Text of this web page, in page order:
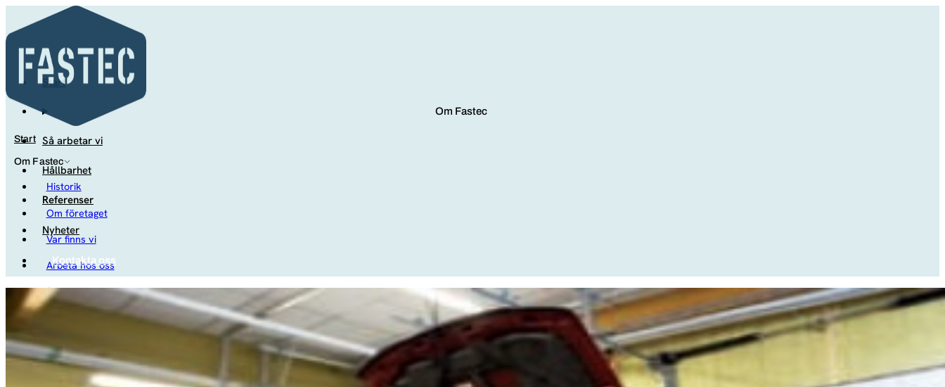
Start
Om Fastec
Historik
Om företaget
Var finns vi
Arbeta hos oss
Studenter
Referenser Nyheter Kontakta oss
Start
Om Fastec
Så arbetar vi
Hållbarhet
Referenser
Nyheter
Kontakta oss